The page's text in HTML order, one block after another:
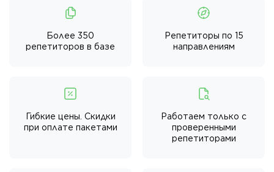
Более 350
репетиторов в базе
Репетиторы по 15
направлениям
Гибкие цены. Скидки
при оплате пакетами
Работаем только с
проверенными
репетиторами